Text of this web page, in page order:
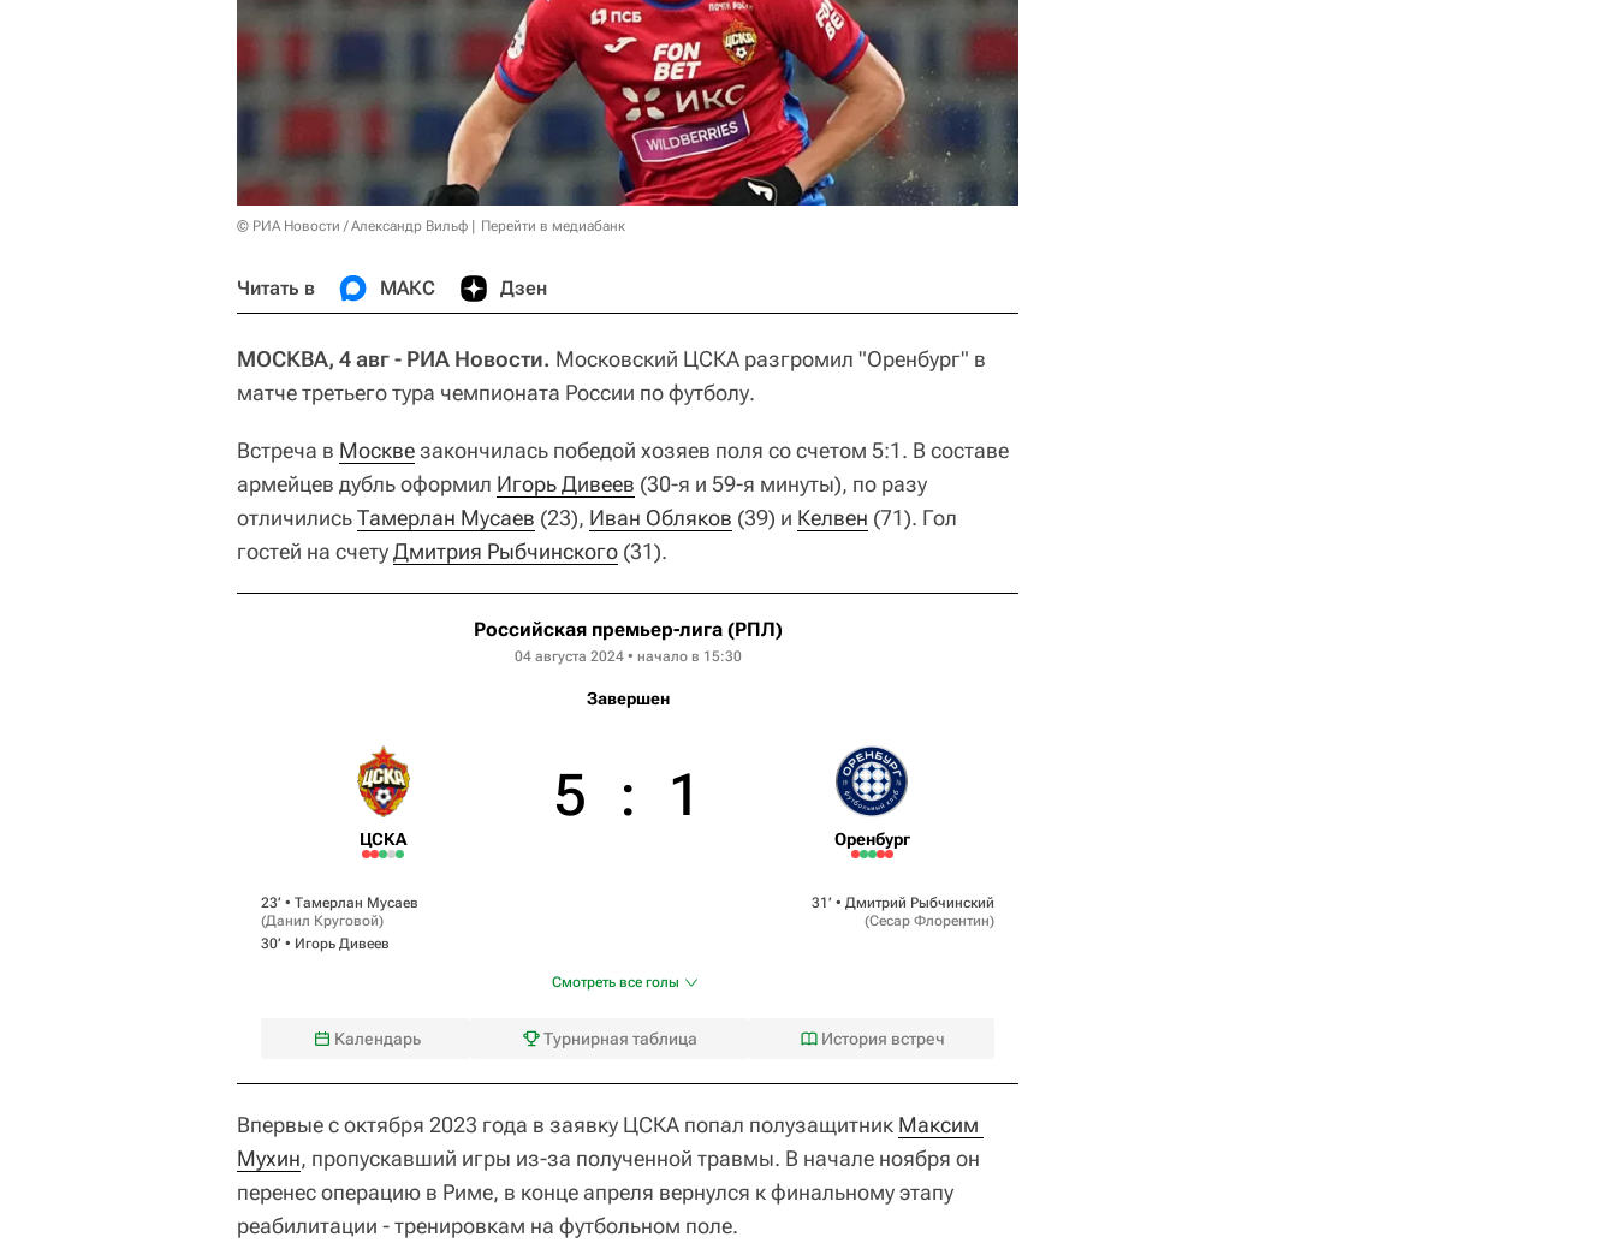
© РИА Новости / Александр Вильф Перейти в медиабанк
Читать в МАКС Дзен
МОСКВА, 4 авг - РИА Новости. Московский ЦСКА разгромил "Оренбург" в
матче третьего тура чемпионата России по футболу.
Встреча в Москвезакончилась победой хозяев поля со счетом 5:1. В составе
армейцев дубль оформил Игорь Дивеев (30-я и 59-я минуты), по разу
отличилисьТамерлан Мусаев (23), Иван Обляков (39) и Келвен (71). Гол
гостей на счетуДмитрия Рыбчинского (31).
Российская премьер-лига (РПЛ)
04 августа 2024 • начало в 15:30
Завершен
ЦСКА
5 : 1
Оренбург
23‎’‎ • Тамерлан Мусаев
(Данил Круговой)
30‎’‎ • Игорь Дивеев
31‎’‎ • Дмитрий Рыбчинский
(Сесар Флорентин)
Смотреть все голы
Календарь Турнирная таблица История встреч
Впервые с октября 2023 года в заявку ЦСКА попал полузащитник Максим
Мухин, пропускавший игры из-за полученной травмы. В начале ноября он
перенес операцию в Риме, в конце апреля вернулся к финальному этапу
реабилитации - тренировкам на футбольном поле.